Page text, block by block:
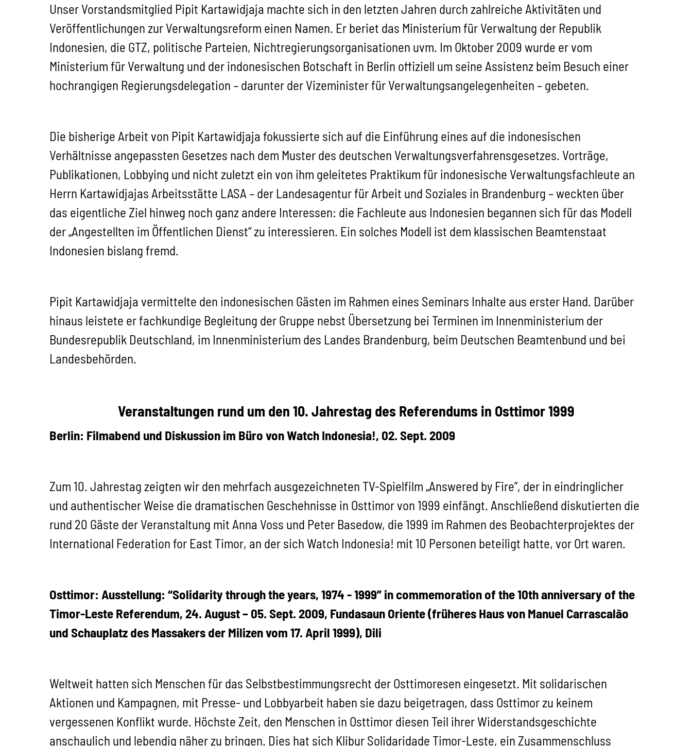
Unser Vorstandsmitglied Pipit Kartawidjaja machte sich in den letzten Jahren durch zahlreiche Aktivitäten und
Veröffentlichungen zur Verwaltungsreform einen Namen. Er beriet das Ministerium für Verwaltung der Republik
Indonesien, die GTZ, politische Parteien, Nichtregierungsorganisationen uvm. Im Oktober 2009 wurde er vom
Ministerium für Verwaltung und der indonesischen Botschaft in Berlin offiziell um seine Assistenz beim Besuch einer
hochrangigen Regierungsdelegation – darunter der Vizeminister für Verwaltungsangelegenheiten – gebeten.
Die bisherige Arbeit von Pipit Kartawidjaja fokussierte sich auf die Einführung eines auf die indonesischen
Verhältnisse angepassten Gesetzes nach dem Muster des deutschen Verwaltungsverfahrensgesetzes. Vorträge,
Publikationen, Lobbying und nicht zuletzt ein von ihm geleitetes Praktikum für indonesische Verwaltungsfachleute an
Herrn Kartawidjajas Arbeitsstätte LASA – der Landesagentur für Arbeit und Soziales in Brandenburg – weckten über
das eigentliche Ziel hinweg noch ganz andere Interessen: die Fachleute aus Indonesien begannen sich für das Modell
der „Angestellten im Öffentlichen Dienst“ zu interessieren. Ein solches Modell ist dem klassischen Beamtenstaat
Indonesien bislang fremd.
Pipit Kartawidjaja vermittelte den indonesischen Gästen im Rahmen eines Seminars Inhalte aus erster Hand. Darüber
hinaus leistete er fachkundige Begleitung der Gruppe nebst Übersetzung bei Terminen im Innenministerium der
Bundesrepublik Deutschland, im Innenministerium des Landes Brandenburg, beim Deutschen Beamtenbund und bei
Landesbehörden.
Veranstaltungen rund um den 10. Jahrestag des Referendums in Osttimor 1999
Berlin: Filmabend und Diskussion im Büro von Watch Indonesia!, 02. Sept. 2009
Zum 10. Jahrestag zeigten wir den mehrfach ausgezeichneten TV-Spielfilm „Answered by Fire”, der in eindringlicher
und authentischer Weise die dramatischen Geschehnisse in Osttimor von 1999 einfängt. Anschließend diskutierten die
rund 20 Gäste der Veranstaltung mit Anna Voss und Peter Basedow, die 1999 im Rahmen des Beobachterprojektes der
International Federation for East Timor, an der sich Watch Indonesia! mit 10 Personen beteiligt hatte, vor Ort waren.
Osttimor: Ausstellung: “Solidarity through the years, 1974 - 1999” in commemoration of the 10th anniversary of the
Timor-Leste Referendum, 24. August – 05. Sept. 2009, Fundasaun Oriente (früheres Haus von Manuel Carrascalão
und Schauplatz des Massakers der Milizen vom 17. April 1999), Dili
Weltweit hatten sich Menschen für das Selbstbestimmungsrecht der Osttimoresen eingesetzt. Mit solidarischen
Aktionen und Kampagnen, mit Presse- und Lobbyarbeit haben sie dazu beigetragen, dass Osttimor zu keinem
vergessenen Konflikt wurde. Höchste Zeit, den Menschen in Osttimor diesen Teil ihrer Widerstandsgeschichte
anschaulich und lebendig näher zu bringen. Dies hat sich Klibur Solidaridade Timor-Leste, ein Zusammenschluss